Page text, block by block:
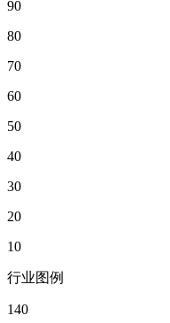
90
80
70
60
50
40
30
20
10
行业图例
140